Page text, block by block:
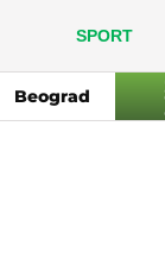
SPORT
Beograd